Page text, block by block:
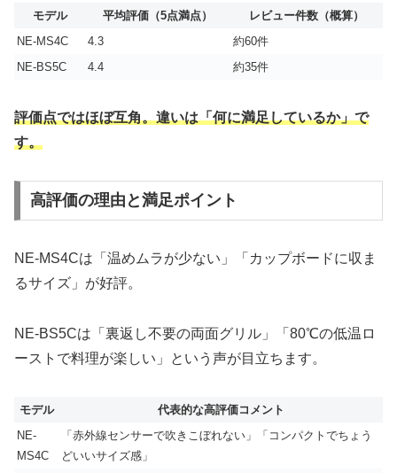
モデル 平均評価（5点満点）
レビュー件数（概算）
NE-MS4C
4.3
約60件
NE-BS5C
4.4 約35件
評価点ではほぼ互角。違いは「何に満足しているか」で
す。
高評価の理由と満足ポイント
NE-MS4Cは「温めムラが少ない」「カップボードに収ま
るサイズ」が好評。
NE-BS5Cは「裏返し不要の両面グリル」「80℃の低温ロ
ーストで料理が楽しい」という声が目立ちます。
モデル
代表的な高評価コメント
NE-
MS4C
「赤外線センサーで吹きこぼれない」「コンパクトでちょう
どいいサイズ感」